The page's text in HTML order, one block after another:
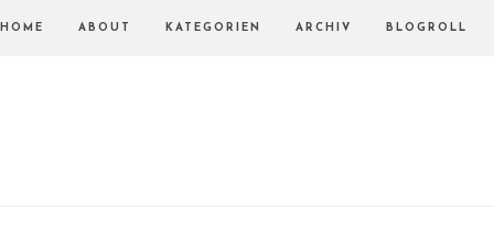
HOME ABOUT KATEGORIEN ARCHIV BLOGROLL